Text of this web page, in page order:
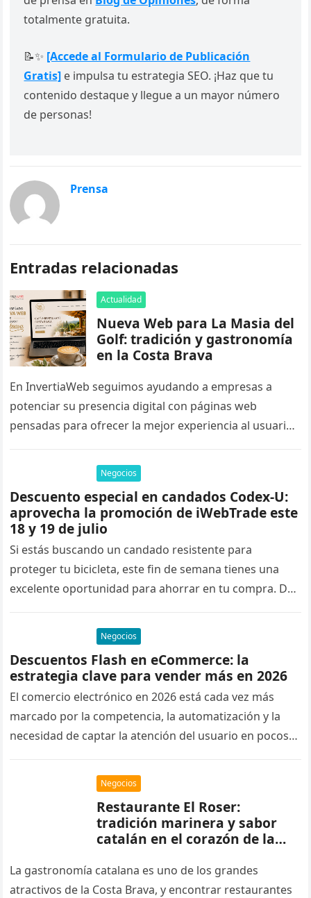
totalmente gratuita.
📝✨ [Accede al Formulario de Publicación
Gratis] e impulsa tu estrategia SEO. ¡Haz que tu
contenido destaque y llegue a un mayor número
de personas!
Prensa
Entradas relacionadas
Actualidad
Nueva Web para La Masia del
Golf: tradición y gastronomía
en la Costa Brava
En InvertiaWeb seguimos ayudando a empresas a
potenciar su presencia digital con páginas web
pensadas para ofrecer la mejor experiencia al usuario
Negocios
Descuento especial en candados Codex-U:
aprovecha la promoción de iWebTrade este
18 y 19 de julio
Si estás buscando un candado resistente para
proteger tu bicicleta, este fin de semana tienes una
excelente oportunidad para ahorrar en tu compra. Del
Negocios
Descuentos Flash en eCommerce: la
estrategia clave para vender más en 2026
El comercio electrónico en 2026 está cada vez más
marcado por la competencia, la automatización y la
necesidad de captar la atención del usuario en pocos
Negocios
Restaurante El Roser:
tradición marinera y sabor
catalán en el corazón de la
Montgrí
La gastronomía catalana es uno de los grandes
atractivos de la Costa Brava, y encontrar restaurantes